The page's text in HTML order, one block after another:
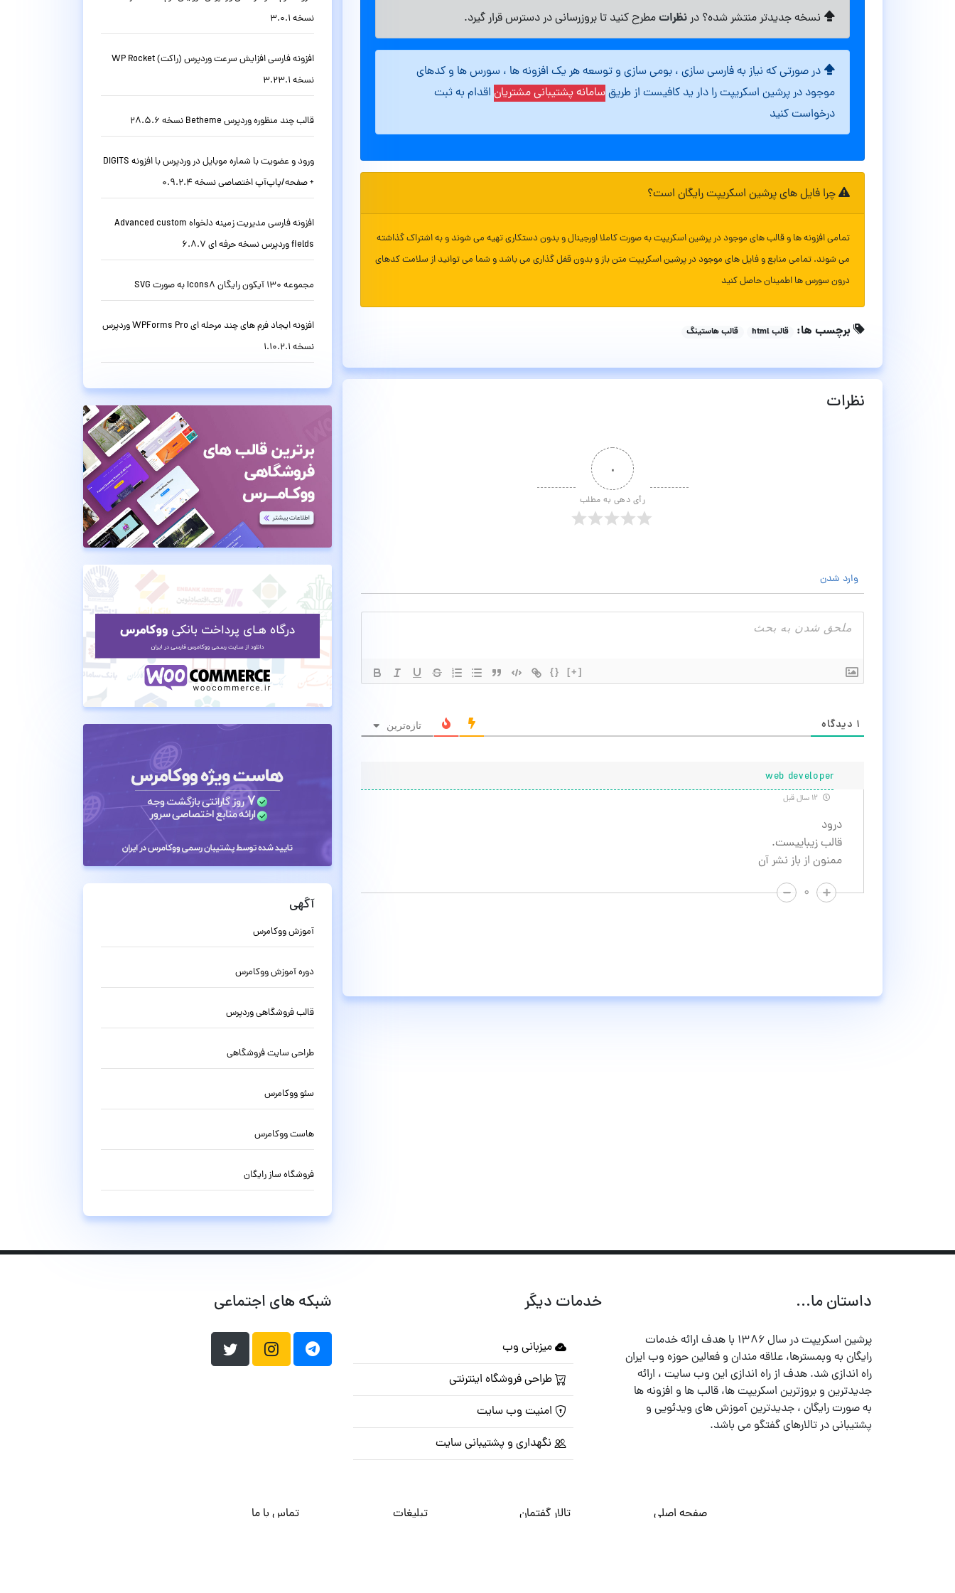
نسخه جدیدتر منتشر شده؟ درنظراتمطرح کنید تا بروزرسانی در دسترس قرار گیرد.
در صورتی که نیاز به فارسی سازی ، بومی سازی و توسعه هر یک افزونه ها ، سورس ها و کدهای
موجود در پرشین اسکریپت را دار ید کافیست از طریقسامانه پشتیبانی مشتریان اقدام به ثبت
درخواست کنید
چرا فایل های پرشین اسکریپت رایگان است؟
تمامی افزونه ها و قالب های موجود در پرشین اسکریپت به صورت کاملا اورجینال و بدون دستکاری تهیه می شوند و به اشتراک گذاشته
می شوند. تمامی منابع و فایل های موجود در پرشین اسکریپت متن باز و بدون قفل گذاری می باشد و شما می توانید از سلامت کدهای
درون سورس ها اطمینان حاصل کنید
برچسب ها: قالب html قالب هاستینگ
نظرات
۰
رأی دهی به مطلب
وارد شدن
{} [+]
۱ دیدگاه تازه‌ترین
web developer
درود
قالب زیباییست.
ممنون از باز نشر آن
۰
نسخه 3.0.1
افزونه فارسی افزایش سرعت وردپرس (راکت) WP Rocket
نسخه 3.23.1
قالب چند منظوره وردپرس Betheme نسخه 28.5.6
ورود و عضویت با شماره موبایل در وردپرس با افزونه DIGITS
+ صفحه/پاپ‌آپ اختصاصی نسخه 0.9.2.4
افزونه فارسی مدیریت زمینه دلخواه Advanced custom
fields وردپرس نسخه حرفه ای 6.8.7
مجموعه 130 آیکون رایگان Icons8 به صورت SVG
افزونه ایجاد فرم های چند مرحله ای WPForms Pro وردپرس
نسخه 1.10.2.1
آگهی
آموزش ووکامرس
دوره آموزش ووکامرس
قالب فروشگاهی وردپرس
طراحی سایت فروشگاهی
سئو ووکامرس
هاست ووکامرس
فروشگاه ساز رایگان
داستان ما...
پرشین اسکریپت در سال ۱۳۸۶ با هدف ارائه خدمات
رایگان به وبمسترها، علاقه مندان و فعالین حوزه وب ایران
راه اندازی شد. هدف از راه اندازی این وب سایت ، ارائه
جدیدترین و بروزترین اسکریپت ها، قالب ها و افزونه ها
به صورت رایگان ، جدیدترین آموزش های ویدئویی و
پشتیبانی در تالارهای گفتگو می باشد.
خدمات دیگر
میزبانی وب
طراحی فروشگاه اینترنتی
امنیت وب سایت
نگهداری و پشتیبانی سایت
شبکه های اجتماعی
صفحه اصلی تالار گفتمان تبلیغات تماس با ما